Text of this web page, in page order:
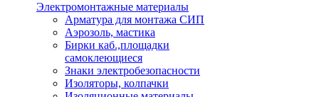
Электромонтажные материалы
Арматура для монтажа СИП
Аэрозоль, мастика
Бирки каб.,площадки
самоклеющиеся
Знаки электробезопасности
Изоляторы, колпачки